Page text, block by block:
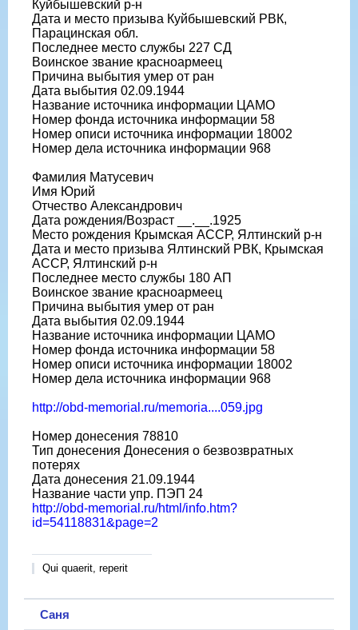
Куйбышевский р-н
Дата и место призыва Куйбышевский РВК,
Парацинская обл.
Последнее место службы 227 СД
Воинское звание красноармеец
Причина выбытия умер от ран
Дата выбытия 02.09.1944
Название источника информации ЦАМО
Номер фонда источника информации 58
Номер описи источника информации 18002
Номер дела источника информации 968
Фамилия Матусевич
Имя Юрий
Отчество Александрович
Дата рождения/Возраст __.__.1925
Место рождения Крымская АССР, Ялтинский р-н
Дата и место призыва Ялтинский РВК, Крымская
АССР, Ялтинский р-н
Последнее место службы 180 АП
Воинское звание красноармеец
Причина выбытия умер от ран
Дата выбытия 02.09.1944
Название источника информации ЦАМО
Номер фонда источника информации 58
Номер описи источника информации 18002
Номер дела источника информации 968
http://obd-memorial.ru/memoria....059.jpg
Номер донесения 78810
Тип донесения Донесения о безвозвратных
потерях
Дата донесения 21.09.1944
Название части упр. ПЭП 24
http://obd-memorial.ru/html/info.htm?
id=54118831&page=2
Qui quaerit, reperit
Саня